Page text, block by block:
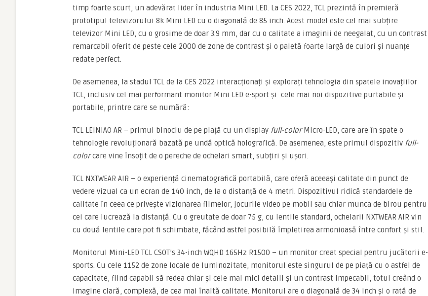
timp foarte scurt, un adevărat lider în industria Mini LED. La CES 2022, TCL prezintă în premieră
prototipul televizorului 8k Mini LED cu o diagonală de 85 inch. Acest model este cel mai subțire
televizor Mini LED, cu o grosime de doar 3.9 mm, dar cu o calitate a imaginii de neegalat, cu un contrast
remarcabil oferit de peste cele 2000 de zone de contrast și o paletă foarte largă de culori și nuanțe
redate perfect.
De asemenea, la stadul TCL de la CES 2022 interacționați și explorați tehnologia din spatele inovațiilor
TCL, inclusiv cel mai performant monitor Mini LED e-sport și cele mai noi dispozitive purtabile și
portabile, printre care se numără:
TCL LEINIAO AR – primul binoclu de pe piață cu un display full-colorMicro-LED, care are în spate o
tehnologie revoluționară bazată pe undă optică holografică. De asemenea, este primul dispozitiv full-
colorcare vine însoțit de o pereche de ochelari smart, subțiri și ușori.
TCL NXTWEAR AIR – o experiență cinematografică portabilă, care oferă aceeași calitate din punct de
vedere vizual ca un ecran de 140 inch, de la o distanță de 4 metri. Dispozitivul ridică standardele de
calitate în ceea ce privește vizionarea filmelor, jocurile video pe mobil sau chiar munca de birou pentru
cei care lucrează la distanță. Cu o greutate de doar 75 g, cu lentile standard, ochelarii NXTWEAR AIR vin
cu două lentile care pot fi schimbate, făcând astfel posibilă împletirea armonioasă între confort și stil.
Monitorul Mini-LED TCL CSOT’s 34-inch WQHD 165Hz R1500 – un monitor creat special pentru jucătorii e-
sports. Cu cele 1152 de zone locale de luminozitate, monitorul este singurul de pe piață cu o astfel de
capacitate, fiind capabil să redea chiar și cele mai mici detalii și un contrast impecabil, totul creând o
imagine clară, complexă, de cea mai înaltă calitate. Monitorul are o diagonală de 34 inch și o rată de